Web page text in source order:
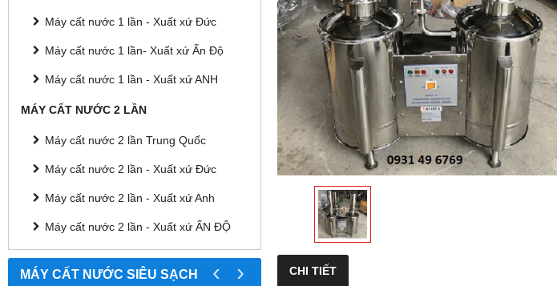
Máy cất nước 1 lần - Xuất xứ Đức
Máy cất nước 1 lần- Xuất xứ Ấn Độ
Máy cất nước 1 lần - Xuất xứ ANH
MÁY CẤT NƯỚC 2 LẦN
Máy cất nước 2 lần Trung Quốc
Máy cất nước 2 lần - Xuất xứ Đức
Máy cất nước 2 lần - Xuất xứ Anh
Máy cất nước 2 lần - Xuất xứ ẤN ĐỘ
MÁY CẤT NƯỚC SIÊU SẠCH ‹ › CHI TIẾT